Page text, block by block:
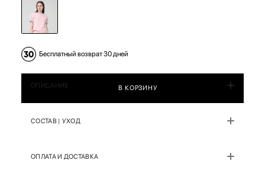
Бесплатный возврат 30 дней
В КОРЗИНУ
ОПИСАНИЕ
СОСТАВ | УХОД
ОПЛАТА И ДОСТАВКА